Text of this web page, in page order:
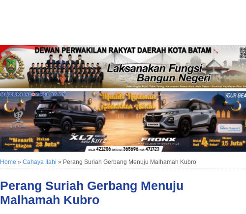
Home » Cahaya Ilahi » Perang Suriah Gerbang Menuju Malhamah Kubro
Perang Suriah Gerbang Menuju
Malhamah Kubro